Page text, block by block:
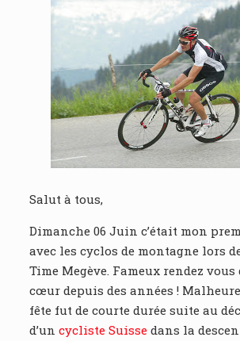
Salut à tous,
Dimanche 06 Juin c’était mon
avec les cyclos de montagne lors
Time Megève. Fameux rendez
cœur depuis des années !
fête fut de courte durée suite au
d’un cycliste Suisse dans la